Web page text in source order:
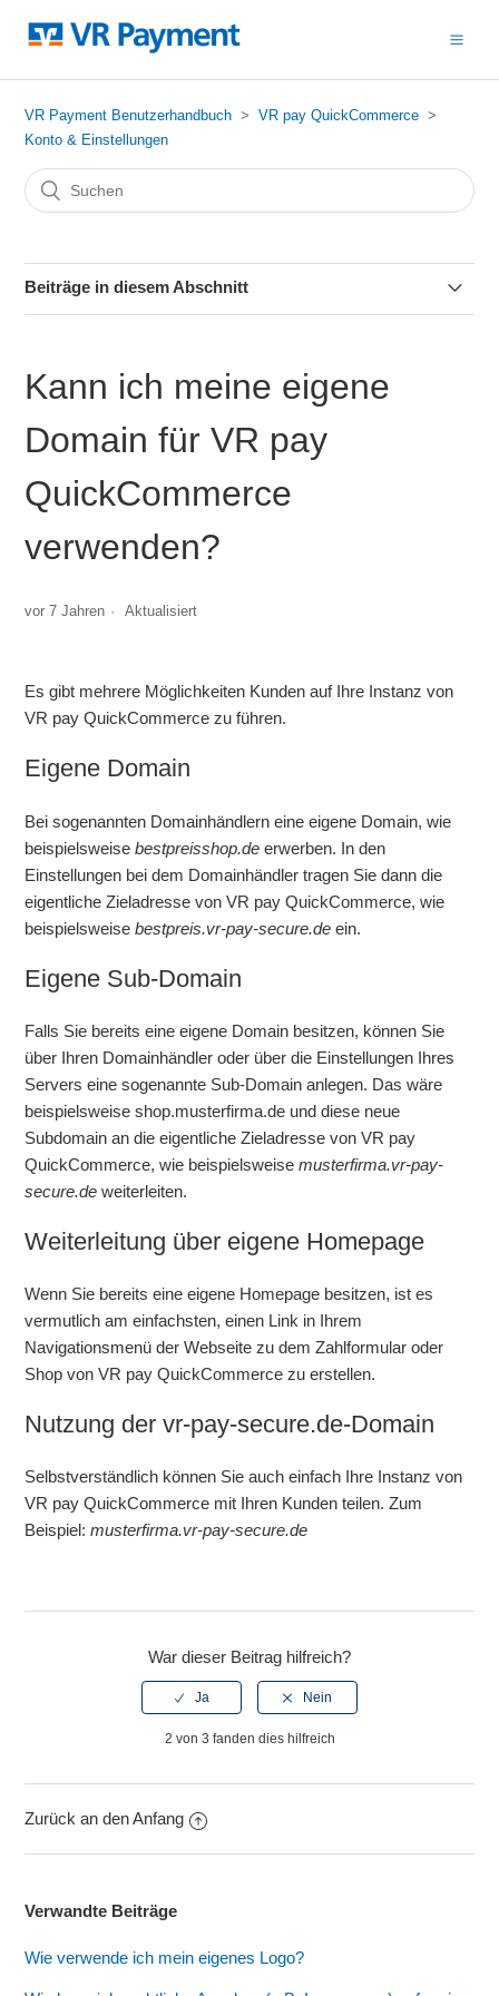
VR Payment Benutzerhandbuch
VR pay QuickCommerce
Konto & Einstellungen
Beiträge in diesem Abschnitt
Wie unterscheidet sich die Testversion von der
Wie wechsle ich vom Test- in den Produktiv-Modus?
Wichtig: Welche Pflichtangaben muss ich umgehend nach
der Registrierung einstellen?
Wie kann ich rechtliche Angaben (z.B. Impressum) auf
Kann ich meine eigene Domain für VR pay
QuickCommerce verwenden?
Wie verwende ich mein eigenes Logo?
Was ist eine Vorautorisierung?
Was muss ich bei der Abonnement-Funktion beachten?
Kann ich meine eigene
Domain für VR pay
QuickCommerce
verwenden?
vor 7 Jahren Aktualisiert
Es gibt mehrere Möglichkeiten Kunden auf Ihre Instanz von
VR pay QuickCommerce zu führen.
Eigene Domain
Bei sogenannten Domainhändlern eine eigene Domain, wie
beispielsweisebestpreisshop.de erwerben. In den
Einstellungen bei dem Domainhändler tragen Sie dann die
eigentliche Zieladresse von VR pay QuickCommerce, wie
beispielsweisebestpreis.vr-pay-secure.de ein.
Eigene Sub-Domain
Falls Sie bereits eine eigene Domain besitzen, können Sie
über Ihren Domainhändler oder über die Einstellungen Ihres
Servers eine sogenannte Sub-Domain anlegen. Das wäre
beispielsweise shop.musterfirma.de und diese neue
Subdomain an die eigentliche Zieladresse von VR pay
QuickCommerce, wie beispielsweisemusterfirma.vr-pay-
secure.de weiterleiten.
Weiterleitung über eigene Homepage
Wenn Sie bereits eine eigene Homepage besitzen, ist es
vermutlich am einfachsten, einen Link in Ihrem
Navigationsmenü der Webseite zu dem Zahlformular oder
Shop von VR pay QuickCommerce zu erstellen.
Nutzung der vr-pay-secure.de-Domain
Selbstverständlich können Sie auch einfach Ihre Instanz von
VR pay QuickCommerce mit Ihren Kunden teilen. Zum
Beispiel:musterfirma.vr-pay-secure.de
War dieser Beitrag hilfreich?
2 von 3 fanden dies hilfreich
Zurück an den Anfang
Verwandte Beiträge
Wie verwende ich mein eigenes Logo?